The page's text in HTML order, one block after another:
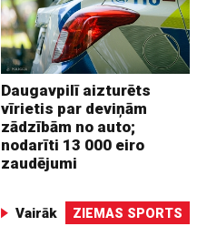
Daugavpilī aizturēts
vīrietis par deviņām
zādzībām no auto;
nodarīti 13 000 eiro
zaudējumi
Vairāk ZIEMAS SPORTS